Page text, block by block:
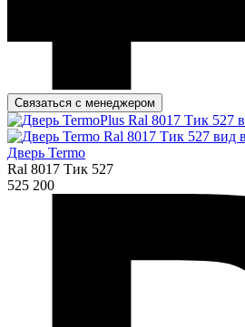
Связаться с менеджером
Дверь Termo
Ral 8017 Тик 527
525 200